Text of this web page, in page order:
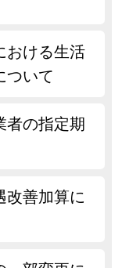
おける生活
ついて
者の指定期
改善加算に